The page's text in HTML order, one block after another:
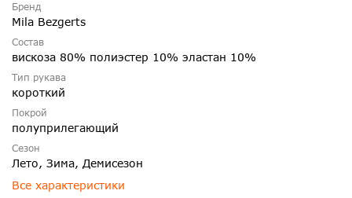
Бренд
Mila Bezgerts
Состав
вискоза 80% полиэстер 10% эластан 10%
Тип рукава
короткий
Покрой
полуприлегающий
Сезон
Лето, Зима, Демисезон
Все характеристики